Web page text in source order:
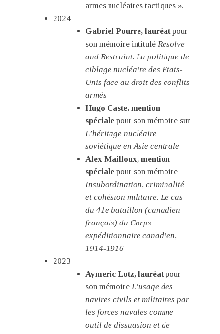
armes nucléaires tactiques ».
2024
Gabriel Pourre, lauréat pour
son mémoire intitulé Resolve
and Restraint. La politique de
ciblage nucléaire des Etats-
Unis face au droit des conflits
armés
Hugo Caste, mention
spécialepour son mémoire sur
L’héritage nucléaire
soviétique en Asie centrale
Alex Mailloux, mention
spécialepour son mémoire
Insubordination, criminalité
et cohésion militaire. Le cas
du 41e bataillon (canadien-
français) du Corps
expéditionnaire canadien,
1914-1916
2023
Aymeric Lotz, lauréat pour
son mémoire L’usage des
navires civils et militaires par
les forces navales comme
outil de dissuasion et de